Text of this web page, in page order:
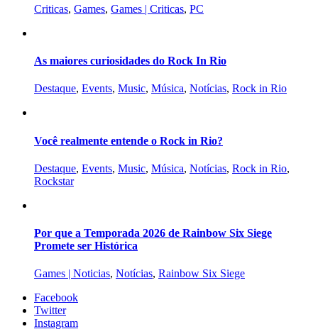
Criticas, Games, Games | Criticas, PC
As maiores curiosidades do Rock In Rio
Destaque, Events, Music, Música, Notícias, Rock in Rio
Você realmente entende o Rock in Rio?
Destaque, Events, Music, Música, Notícias, Rock in Rio,
Rockstar
Por que a Temporada 2026 de Rainbow Six Siege
Promete ser Histórica
Games | Noticias, Notícias, Rainbow Six Siege
Facebook
Twitter
Instagram